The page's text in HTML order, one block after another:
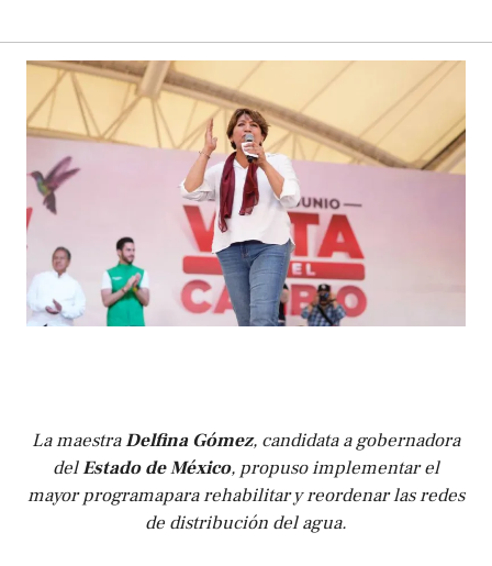
La maestraDelfina Gómez, candidata a gobernadora
delEstado de México, propuso implementar el
mayor programapara rehabilitar y reordenar las redes
de distribución del agua.